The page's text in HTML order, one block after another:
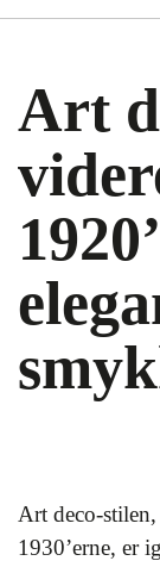
Art
Art deco-
1930’erne, er